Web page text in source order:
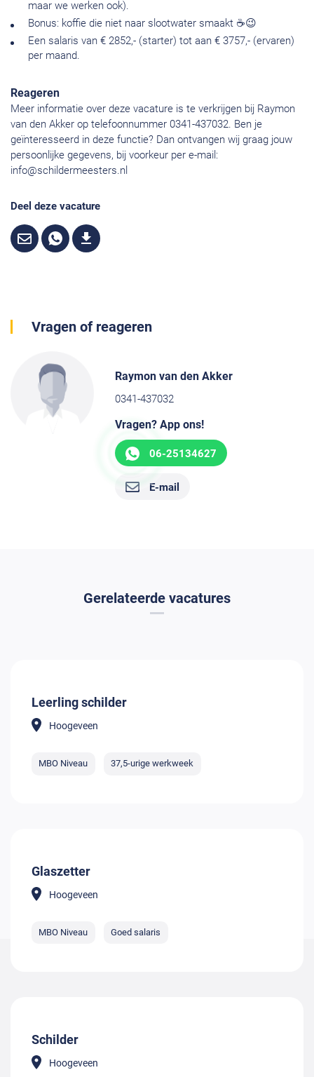
maar we werken ook).
Bonus: koffie die niet naar slootwater smaakt ☕😉
Een salaris van € 2852,- (starter) tot aan € 3757,- (ervaren)
per maand.
Reageren
Meer informatie over deze vacature is te verkrijgen bij Raymon
van den Akker op telefoonnummer 0341-437032. Ben je
geïnteresseerd in deze functie? Dan ontvangen wij graag jouw
persoonlijke gegevens, bij voorkeur per e-mail:
info@schildermeesters.nl
Deel deze vacature
Vragen of reageren
Raymon van den Akker
0341-437032
Vragen? App ons!
06-25134627
E-mail
Gerelateerde vacatures
Leerling schilder
Hoogeveen
MBO Niveau 37,5-urige werkweek
Glaszetter
Hoogeveen
MBO Niveau Goed salaris
Schilder
Hoogeveen